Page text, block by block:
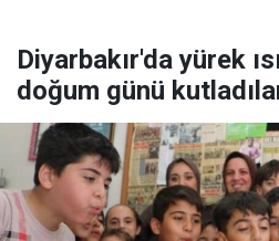
Diyarbakır'da yürek
doğum günü